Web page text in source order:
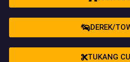
DEREK/
TUKANG